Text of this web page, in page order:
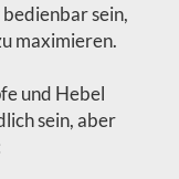
sein,
maximieren.
und Hebel
sein, aber